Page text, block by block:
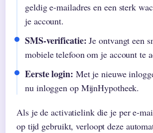
geldig e-mailadres en een sterk
je account.
SMS-verificatie: Je ontvangt een
mobiele telefoon om je account te
Eerste login: Met je nieuwe
nu inloggen op MijnHypotheek.
Als je de activatielink die je per e-
op tijd gebruikt, verloopt deze